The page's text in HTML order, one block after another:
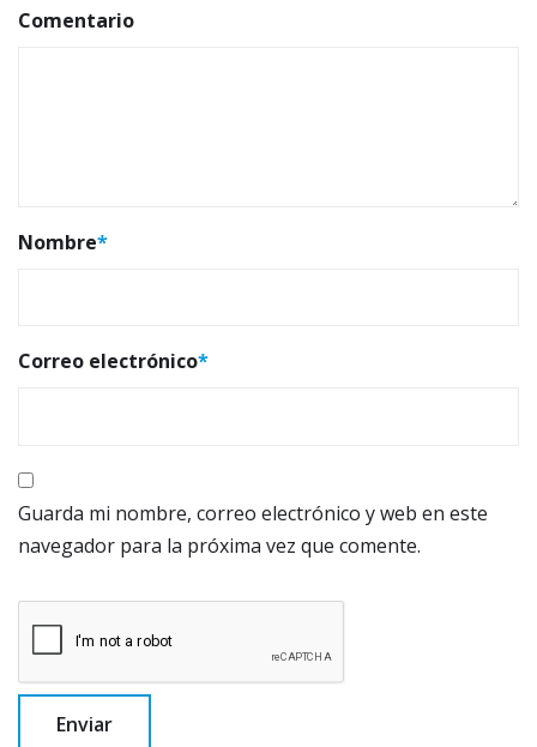
Comentario
Nombre*
Correo electrónico*
Guarda mi nombre, correo electrónico y web en este
navegador para la próxima vez que comente.